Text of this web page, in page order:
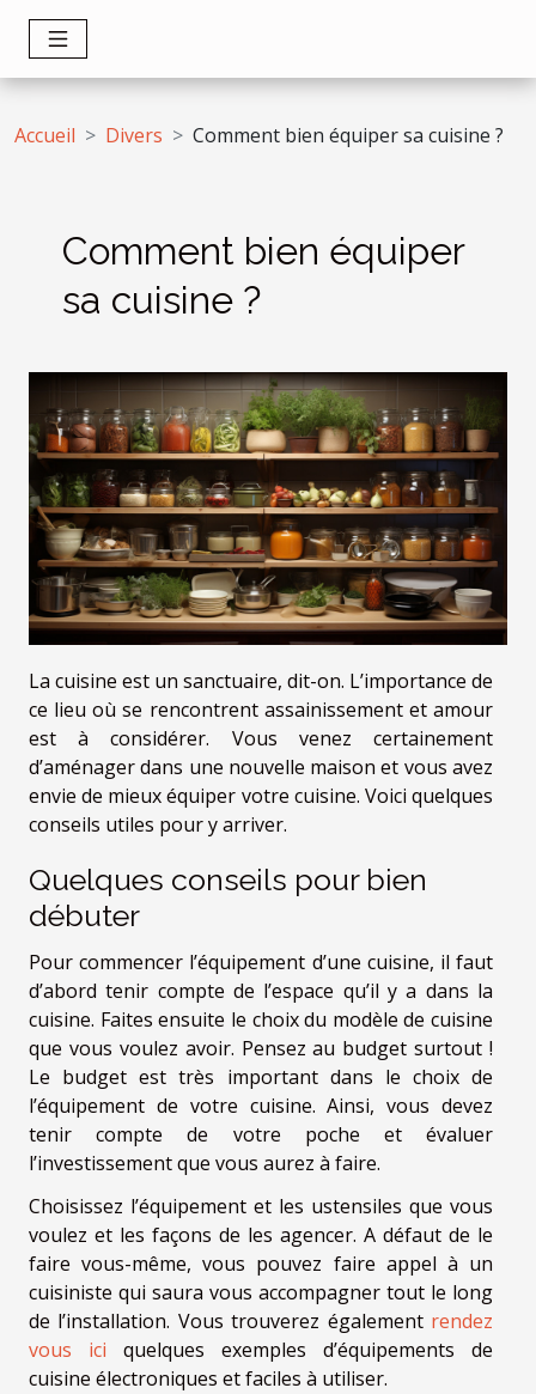
Accueil Divers Comment bien équiper sa cuisine ?
Comment bien équiper
sa cuisine ?
La cuisine est un sanctuaire, dit-on. L’importance de
ce lieu où se rencontrent assainissement et amour
est à considérer. Vous venez certainement
d’aménager dans une nouvelle maison et vous avez
envie de mieux équiper votre cuisine. Voici quelques
conseils utiles pour y arriver.
Quelques conseils pour bien
débuter
Pour commencer l’équipement d’une cuisine, il faut
d’abord tenir compte de l’espace qu’il y a dans la
cuisine. Faites ensuite le choix du modèle de cuisine
que vous voulez avoir. Pensez au budget surtout !
Le budget est très important dans le choix de
l’équipement de votre cuisine. Ainsi, vous devez
tenir compte de votre poche et évaluer
l’investissement que vous aurez à faire.
Choisissez l’équipement et les ustensiles que vous
voulez et les façons de les agencer. A défaut de le
faire vous-même, vous pouvez faire appel à un
cuisiniste qui saura vous accompagner tout le long
de l’installation. Vous trouverez également rendez
vous ici quelques exemples d’équipements de
cuisine électroniques et faciles à utiliser.